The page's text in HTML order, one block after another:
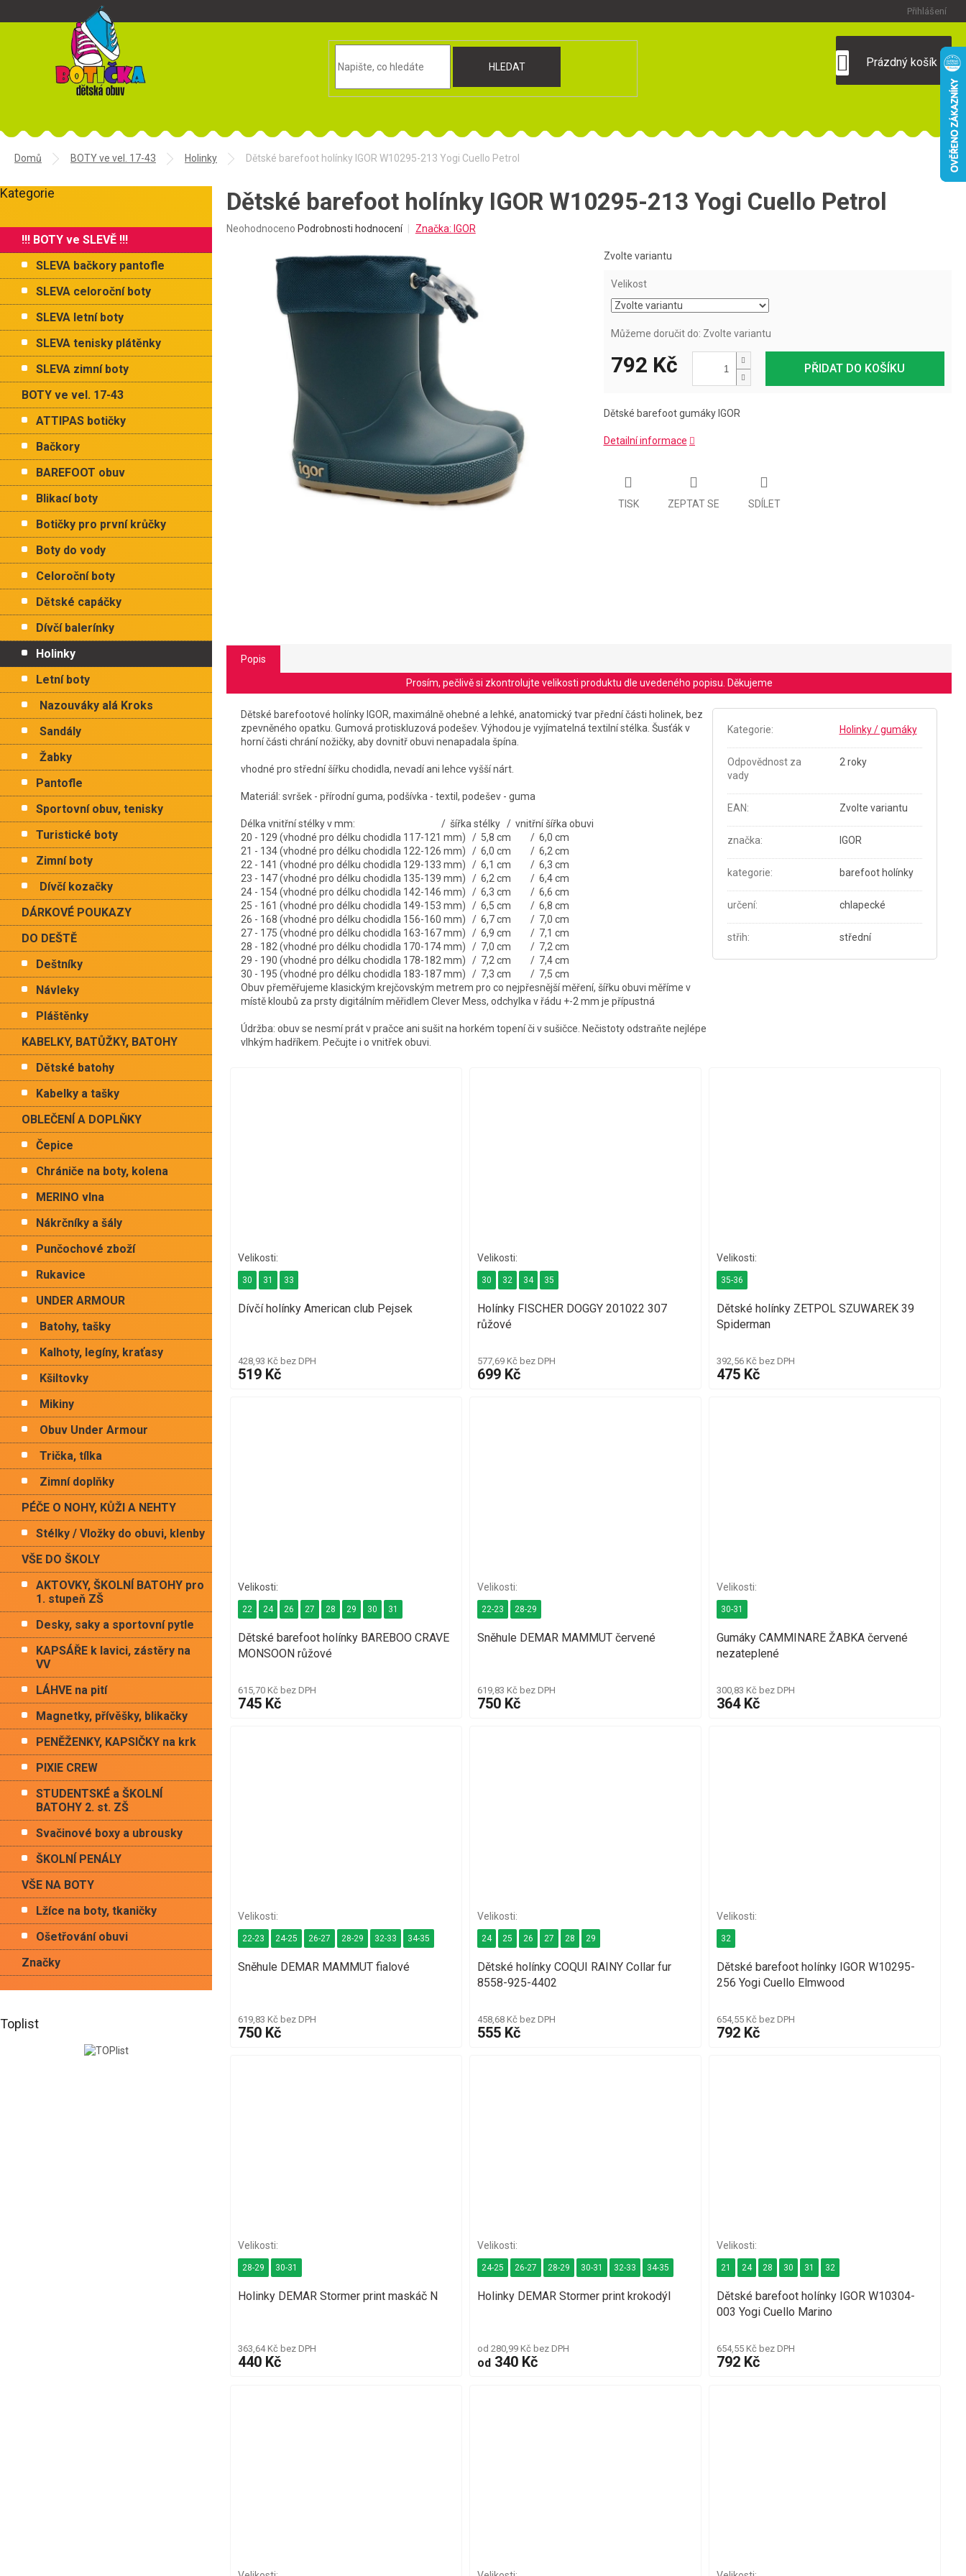
Přihlášení
HLEDAT
KOŠÍK
Prázdný košík
Domů BOTY ve vel. 17-43 Holinky Dětské barefoot holínky IGOR W10295-213 Yogi Cuello Petrol
o
t
n
í
n
l
Přeskočit
Kategorie
!!! BOTY ve SLEVĚ !!!
SLEVA bačkory pantofle
SLEVA celoroční boty
SLEVA letní boty
SLEVA tenisky plátěnky
SLEVA zimní boty
BOTY ve vel. 17-43
ATTIPAS botičky
Bačkory
BAREFOOT obuv
Blikací boty
Botičky pro první krůčky
Boty do vody
Celoroční boty
Dětské capáčky
Dívčí balerínky
Holinky
Letní boty
Nazouváky alá Kroks
Sandály
Žabky
Pantofle
Sportovní obuv, tenisky
Turistické boty
Zimní boty
Dívčí kozačky
DÁRKOVÉ POUKAZY
DO DEŠTĚ
Deštníky
Návleky
Pláštěnky
KABELKY, BATŮŽKY, BATOHY
Dětské batohy
Kabelky a tašky
OBLEČENÍ A DOPLŇKY
Čepice
Chrániče na boty, kolena
MERINO vlna
Nákrčníky a šály
Punčochové zboží
Rukavice
UNDER ARMOUR
Batohy, tašky
Kalhoty, legíny, kraťasy
Kšiltovky
Mikiny
Obuv Under Armour
Trička, tílka
Zimní doplňky
PÉČE O NOHY, KŮŽI A NEHTY
Stélky / Vložky do obuvi, klenby
VŠE DO ŠKOLY
AKTOVKY, ŠKOLNÍ BATOHY pro
1. stupeň ZŠ
Desky, saky a sportovní pytle
KAPSÁŘE k lavici, zástěry na
VV
LÁHVE na pití
Magnetky, přívěšky, blikačky
PENĚŽENKY, KAPSIČKY na krk
PIXIE CREW
STUDENTSKÉ a ŠKOLNÍ
BATOHY 2. st. ZŠ
Svačinové boxy a ubrousky
ŠKOLNÍ PENÁLY
VŠE NA BOTY
Lžíce na boty, tkaničky
Ošetřování obuvi
Značky
Toplist
Dětské barefoot holínky IGOR W10295-213 Yogi Cuello Petrol
Průměrné
Neohodnoceno Podrobnosti hodnocení Značka: IGOR
Zvolte variantu
Velikost
Můžeme doručit do: Zvolte variantu
PŘIDAT DO KOŠÍKU
792 Kč
Dětské barefoot gumáky IGOR
Detailní informace
TISK ZEPTAT SE SDÍLET
Popis
Prosím, pečlivě si zkontrolujte velikosti produktu dle uvedeného popisu. Děkujeme
Dětské barefootové holínky IGOR, maximálně ohebné a lehké, anatomický tvar přední části holinek, bez
zpevněného opatku. Gumová protiskluzová podešev. Výhodou je vyjímatelná textilní stélka. Šusťák v
horní části chrání nožičky, aby dovnitř obuvi nenapadala špína.
vhodné pro střední šířku chodidla, nevadí ani lehce vyšší nárt.
Materiál: svršek - přírodní guma, podšívka - textil, podešev - guma
Délka vnitřní stélky v mm: / šířka stélky / vnitřní šířka obuvi
20 - 129 (vhodné pro délku chodidla 117-121 mm) / 5,8 cm / 6,0 cm
21 - 134 (vhodné pro délku chodidla 122-126 mm) / 6,0 cm / 6,2 cm
22 - 141 (vhodné pro délku chodidla 129-133 mm) / 6,1 cm / 6,3 cm
23 - 147 (vhodné pro délku chodidla 135-139 mm) / 6,2 cm / 6,4 cm
24 - 154 (vhodné pro délku chodidla 142-146 mm) / 6,3 cm / 6,6 cm
25 - 161 (vhodné pro délku chodidla 149-153 mm) / 6,5 cm / 6,8 cm
26 - 168 (vhodné pro délku chodidla 156-160 mm) / 6,7 cm / 7,0 cm
27 - 175 (vhodné pro délku chodidla 163-167 mm) / 6,9 cm / 7,1 cm
28 - 182 (vhodné pro délku chodidla 170-174 mm) / 7,0 cm / 7,2 cm
29 - 190 (vhodné pro délku chodidla 178-182 mm) / 7,2 cm / 7,4 cm
30 - 195 (vhodné pro délku chodidla 183-187 mm) / 7,3 cm / 7,5 cm
Obuv přeměřujeme klasickým krejčovským metrem pro co nejpřesnější měření, šířku obuvi měříme v
místě kloubů za prsty digitálním měřidlem Clever Mess, odchylka v řádu +-2 mm je přípustná
Údržba: obuv se nesmí prát v pračce ani sušit na horkém topení či v sušičce. Nečistoty odstraňte nejlépe
vlhkým hadříkem. Pečujte i o vnitřek obuvi.
Kategorie: Holinky / gumáky
Odpovědnost za
vady
2 roky
EAN: Zvolte variantu
značka: IGOR
kategorie: barefoot holínky
určení: chlapecké
střih: střední
Dívčí holínky American club Pejsek
428,93 Kč bez DPH
519 Kč
30 31 33
Holínky FISCHER DOGGY 201022 307
růžové
577,69 Kč bez DPH
699 Kč
30 32 34 35
Dětské holínky ZETPOL SZUWAREK 39
Spiderman
392,56 Kč bez DPH
475 Kč
35-36
Dětské barefoot holínky BAREBOO CRAVE
MONSOON růžové
615,70 Kč bez DPH
745 Kč
22 24 26 27 28 29 30 31
Sněhule DEMAR MAMMUT červené
619,83 Kč bez DPH
750 Kč
22-23 28-29
Gumáky CAMMINARE ŽABKA červené
nezateplené
300,83 Kč bez DPH
364 Kč
30-31
Sněhule DEMAR MAMMUT fialové
619,83 Kč bez DPH
750 Kč
22-23 24-25 26-27 28-29 32-33 34-35
Dětské holínky COQUI RAINY Collar fur
8558-925-4402
458,68 Kč bez DPH
555 Kč
24 25 26 27 28 29
Dětské barefoot holínky IGOR W10295-
256 Yogi Cuello Elmwood
654,55 Kč bez DPH
792 Kč
32
Holinky DEMAR Stormer print maskáč N
363,64 Kč bez DPH
440 Kč
28-29 30-31
Holinky DEMAR Stormer print krokodýl
od 280,99 Kč bez DPH
od340 Kč
24-25 26-27 28-29 30-31 32-33 34-35
Dětské barefoot holínky IGOR W10304-
003 Yogi Cuello Marino
654,55 Kč bez DPH
792 Kč
21 24 28 30 31 32